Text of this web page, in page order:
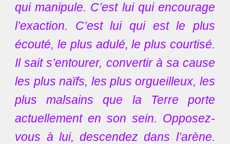
qui manipule. C’est lui qui encourage
l’exaction. C’est lui qui est le plus
écouté, le plus adulé, le plus courtisé.
Il sait s’entourer, convertir à sa cause
les plus naïfs, les plus orgueilleux, les
plus malsains que la Terre porte
actuellement en son sein. Opposez-
vous à lui, descendez dans l’arène.